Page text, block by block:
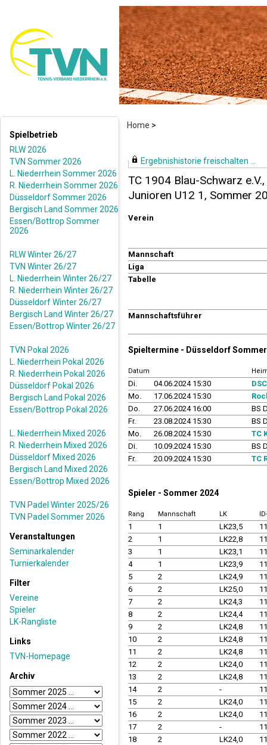
Home >
Spielbetrieb
RLW 2026
TVN Sommer 2026
L. Niederrhein Sommer 2026
R. Niederrhein Sommer 2026
Düsseldorf Sommer 2026
Bergisch Land Sommer 2026
Essen/Bottrop Sommer
2026
RLW Winter 26/27
TVN Winter 26/27
L. Niederrhein Winter 26/27
R. Niederrhein Winter 26/27
Düsseldorf Winter 26/27
Bergisch Land Winter 26/27
Essen/Bottrop Winter 26/27
TVN Pokal 2026
L. Niederrhein Pokal 2026
R. Niederrhein Pokal 2026
Düsseldorf Pokal 2026
Bergisch Land Pokal 2026
Essen/Bottrop Pokal 2026
L. Niederrhein Mixed 2026
R. Niederrhein Mixed 2026
Düsseldorf Mixed 2026
Bergisch Land Mixed 2026
Essen/Bottrop Mixed 2026
TVN Padel Winter 2025/26
TVN Padel Sommer 2026
Veranstaltungen
Seminarkalender
Turnierkalender
Filter
Vereine
Spieler
LK-Rangliste
Links
TVN-Homepage
Archiv
Ergebnishistorie freischalten ...
TC 1904 Blau-Schwarz
Junioren U12 1, Sommer
Verein
Mannschaft
Liga
Tabelle
Mannschaftsführer
Spieltermine - Düsseldorf
Datum
Di. 04.06.2024 15:30
Mo.
17.06.2024 15:30
Do.
27.06.2024 16:00
BS
Fr.
23.08.2024 15:30
BS
Mo.
26.08.2024 15:30
TC
Di.
10.09.2024 15:30
BS
Fr.
20.09.2024 15:30 TC
Spieler - Sommer 2024
Rang Mannschaft LK
1 1 LK23,5
2
1 LK22,8
3
1 LK23,1
4
1 LK23,9
5
2 LK24,9
6
2 LK25,0
7
2 LK24,3
8
2 LK24,4
9
2 LK24,8
10
2 LK24,8
11
2 LK24,8
12
2 LK24,0
13
2 LK24,8
14
2 -
15
2 LK24,0
16
2 LK24,0
17
2 -
18
2 LK24,0